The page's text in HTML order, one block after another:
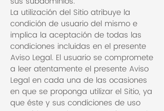
La utilización del Sitio atribuye la
condición de usuario del mismo e
implica la aceptación de todas las
condiciones incluidas en el presente
Aviso Legal. El usuario se compromete
a leer atentamente el presente Aviso
Legal en cada una de las ocasiones
en que se proponga utilizar el Sitio, ya
que éste y sus condiciones de uso